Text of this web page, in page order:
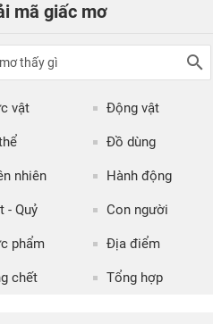
mã giấc mơ
vật Động vật
Đồ dùng
nhiên Hành động
- Quỷ Con người
phẩm Địa điểm
chết Tổng hợp